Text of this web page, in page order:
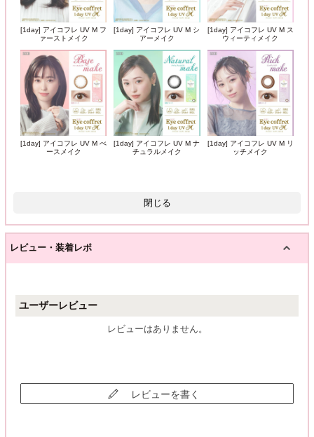
[1day] アイコフレ UV M フ
ァーストメイク
[1day] アイコフレ UV M シ
アーメイク
[1day] アイコフレ UV M ス
ウィーティメイク
[1day] アイコフレ UV M べ
ースメイク
[1day] アイコフレ UV M ナ
チュラルメイク
[1day] アイコフレ UV M リ
ッチメイク
閉じる
レビュー・装着レポ
ユーザーレビュー
レビューはありません。
レビューを書く